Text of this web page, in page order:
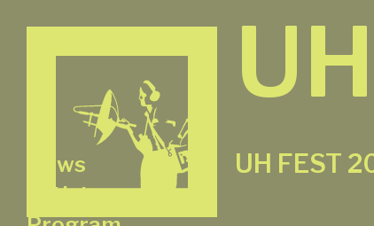
News
Artists
UH FEST